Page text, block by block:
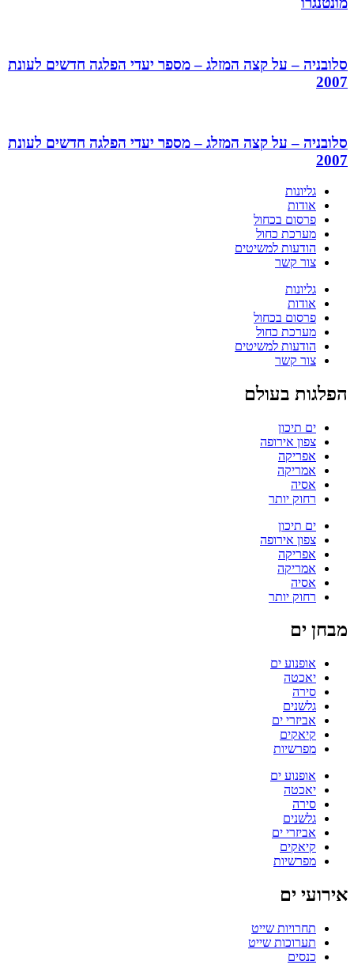
סלובניה – על קצה המזלג – מספר יעדי הפלגה חדשים לעונת
2007
סלובניה – על קצה המזלג – מספר יעדי הפלגה חדשים לעונת
2007
גליונות
אודות
פרסום בכחול
מערכת כחול
הודעות למשיטים
צור קשר
גליונות
אודות
פרסום בכחול
מערכת כחול
הודעות למשיטים
צור קשר
הפלגות בעולם
ים תיכון
צפון אירופה
אפריקה
אמריקה
אסיה
רחוק יותר
ים תיכון
צפון אירופה
אפריקה
אמריקה
אסיה
רחוק יותר
מבחן ים
אופנוע ים
יאכטה
סירה
גלשנים
אביזרי ים
קיאקים
מפרשיות
אופנוע ים
יאכטה
סירה
גלשנים
אביזרי ים
קיאקים
מפרשיות
אירועי ים
תחרויות שייט
תערוכות שייט
כנסים